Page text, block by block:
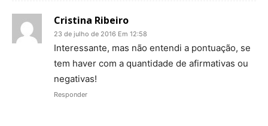
Cristina Ribeiro
23 de julho de 2016 Em 12:58
Interessante, mas não entendi a pontuação, se
tem haver com a quantidade de afirmativas ou
negativas!
Responder